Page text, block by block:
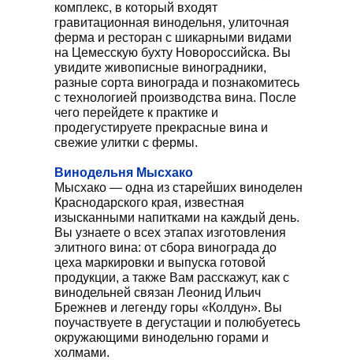
комплекс, в который входят
гравитационная винодельня, улиточная
ферма и ресторан с шикарными видами
на Цемесскую бухту Новороссийска. Вы
увидите живописные виноградники,
разные сорта винограда и познакомитесь
с технологией производства вина. После
чего перейдете к практике и
продегустируете прекрасные вина и
свежие улитки с фермы.
Винодельня Мысхако
Мысхако — одна из старейших виноделен
Краснодарского края, известная
изысканными напитками на каждый день.
Вы узнаете о всех этапах изготовления
элитного вина: от сбора винограда до
цеха маркировки и выпуска готовой
продукции, а также Вам расскажут, как с
винодельней связан Леонид Ильич
Брежнев и легенду горы «Колдун». Вы
поучаствуете в дегустации и полюбуетесь
окружающими винодельню горами и
холмами.